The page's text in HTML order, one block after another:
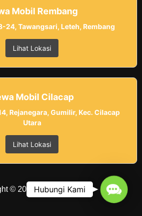
Mobil Rembang
24, Tawangsari, Leteh, Rembang
Lihat Lokasi
Mobil Cilacap
Rejanegara, Gumilir, Kec. Cilacap
Utara
Lihat Lokasi
© 2025 Belvania Trans
Hubungi Kami